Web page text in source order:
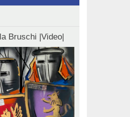
Bruschi |Video|